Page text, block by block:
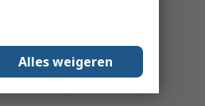
Alles weigeren